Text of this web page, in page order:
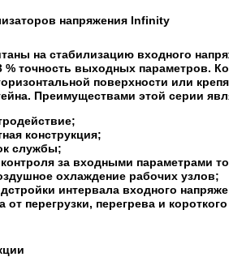
напряжения Infinity
на стабилизацию входного
% точность выходных параметров.
поверхности или
Преимуществами этой серии
конструкция;
службы;
за входными параметрами
охлаждение рабочих узлов;
интервала входного
от перегрузки, перегрева и